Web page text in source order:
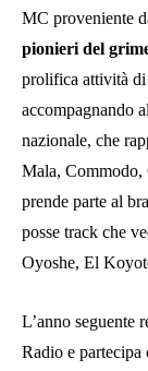
MC proveniente
pionieri del
prolifica attività di
accompagnando
nazionale, che
Mala,
prende parte al
posse track che
Oyoshe, El
L’anno seguente
Radio e partecipa